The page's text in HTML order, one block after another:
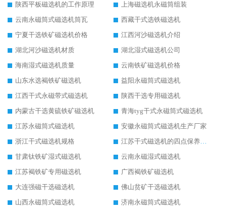
陕西平板磁选机的工作原理
上海磁选机永磁筒组装
云南永磁筒式磁选机筒瓦
西藏干式选铁磁选机
宁夏干选铁矿磁选机价格
江西河沙磁选机介绍
湖北河沙磁选机材质
湖北湿式磁选机公司
海南湿式磁选机质量
云南铁矿磁选机价格
山东水选褐铁矿磁选机
益阳永磁筒式磁选机
江西干式永磁带式磁选机
陕西干选专用磁选机
内蒙古干选黄硫铁矿磁选机
青海tyg干式永磁筒式磁选机
江苏永磁筒式磁选机
安徽永磁筒式磁选机生产厂家
浙江干式磁选机规格
江苏干式磁选机的四点保养秘籍
甘肃钛铁矿湿式磁选机
云南永磁湿式磁选机
江苏褐铁矿专用磁选机
广西褐铁矿磁选机
大连强磁干选磁选机
佛山贫矿干选磁选机
山西永磁筒式磁选机
济南永磁筒式磁选机